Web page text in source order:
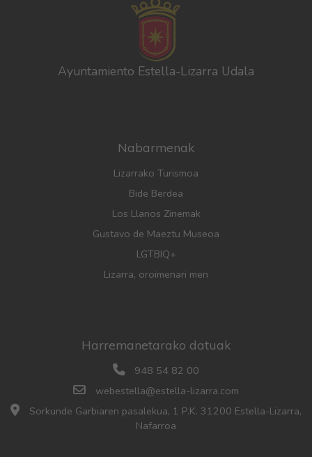
Ayuntamiento Estella-Lizarra Udala
Nabarmenak
Lizarrako Turismoa
Bide Berdea
Los Llanos Zinemak
Gustavo de Maeztu Museoa
LGTBIQ+
Lizarra, oroimenari men
Harremanetarako datuak
948 54 82 00
webestella@estella-lizarra.com
Sorkunde Garbiaren pasalekua, 1 P.K. 31200 Estella-Lizarra,
Nafarroa